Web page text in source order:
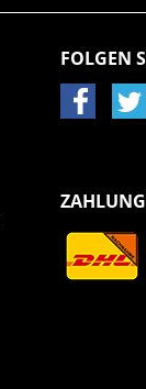
FOLGEN